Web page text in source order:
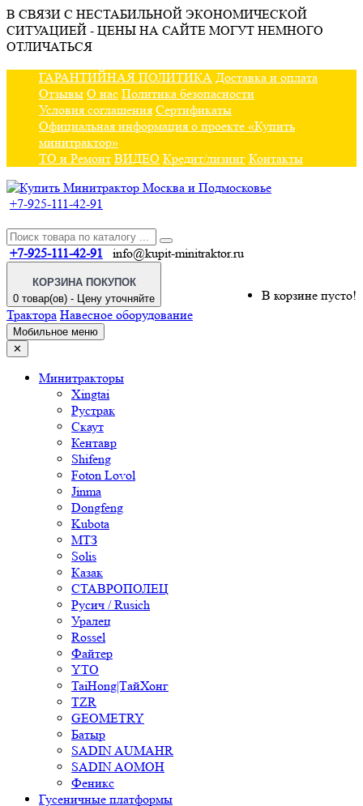
В СВЯЗИ С НЕСТАБИЛЬНОЙ ЭКОНОМИЧЕСКОЙ
СИТУАЦИЕЙ - ЦЕНЫ НА САЙТЕ МОГУТ НЕМНОГО
ОТЛИЧАТЬСЯ
ГАРАНТИЙНАЯ ПОЛИТИКА Доставка и оплата
Отзывы О нас Политика безопасности
Условия соглашения Сертификаты
Официальная информация о проекте «Купить
минитрактор»
ТО и Ремонт ВИДЕО Кредит/лизинг Контакты
+7-925-111-42-91
+7-925-111-42-91 info@kupit-minitraktor.ru
КОРЗИНА ПОКУПОК
0 товар(ов) - Цену уточняйте
В корзине пусто!
Трактора Навесное оборудование
Мобильное меню
✕
Минитракторы
Xingtai
Рустрак
Скаут
Кентавр
Shifeng
Foton Lovol
Jinma
Dongfeng
Kubota
МТЗ
Solis
Казак
СТАВРОПОЛЕЦ
Русич / Rusich
Уралец
Rossel
Файтер
YTO
TaiHong|ТайХонг
TZR
GEOMETRY
Батыр
SADIN AUMAHR
SADIN AOMOH
Феникс
Гусеничные платформы